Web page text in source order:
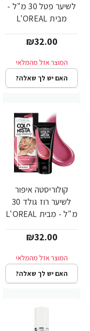
לשיער פטל 30 מ"ל -
מבית L'OREAL
₪32.00
האם יש לך שאלה?
קולוריסטה איפור
לשיער רוז גולד 30
מ"ל - מבית L'OREAL
₪32.00
האם יש לך שאלה?